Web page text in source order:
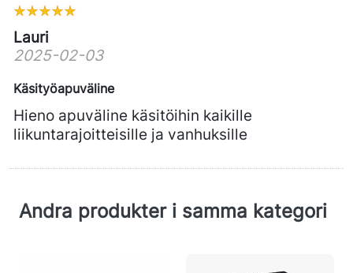
Lauri
2025-02-03
Käsityöapuväline
Hieno apuväline käsitöihin kaikille
liikuntarajoitteisille ja vanhuksille
Andra produkter i samma kategori